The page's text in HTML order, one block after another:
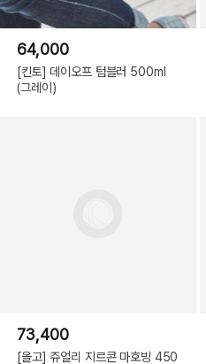
64,000
[킨토] 데이오프 텀블러 500ml
(그레이)
73,400
[올고] 쥬얼리 지르콘 마호빙 450